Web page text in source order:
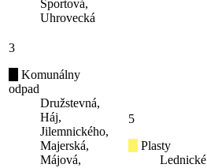
Športová,
Uhrovecká
3
Komunálny
odpad
Družstevná,
Háj,
Jilemnického,
Majerská,
Májová,
5
Plasty
Lednické